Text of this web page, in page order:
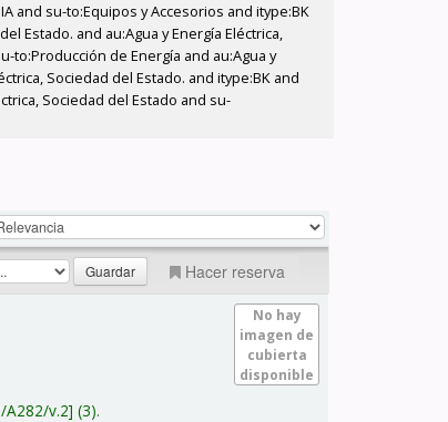
and su-to:Equipos y Accesorios and itype:BK
Estado. and au:Agua y Energía Eléctrica,
to:Producción de Energía and au:Agua y
Sociedad del Estado. and itype:BK and
Sociedad del Estado and su-
Hacer reserva
No hay
imagen de
cubierta
disponible
A282/v.2 (3).